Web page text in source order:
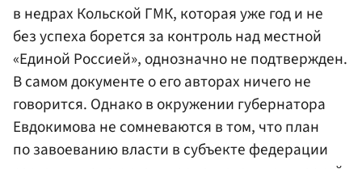
в недрах Кольской ГМК, которая уже год и не
без успеха борется за контроль над местной
«Единой Россией», однозначно не подтвержден.
В самом документе о его авторах ничего не
говорится. Однако в окружении губернатора
Евдокимова не сомневаются в том, что план
по завоеванию власти в субъекте федерации